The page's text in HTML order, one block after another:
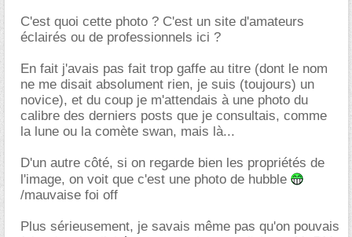
C'est quoi cette photo ? C'est un site d'amateurs
éclairés ou de professionnels ici ?
En fait j'avais pas fait trop gaffe au titre (dont le nom
ne me disait absolument rien, je suis (toujours) un
novice), et du coup je m'attendais à une photo du
calibre des derniers posts que je consultais, comme
la lune ou la comète swan, mais là...
D'un autre côté, si on regarde bien les propriétés de
l'image, on voit que c'est une photo de hubble
/mauvaise foi off
Plus sérieusement, je savais même pas qu'on pouvais